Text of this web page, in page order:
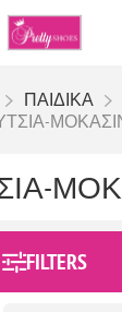
ΠΑΙΔΙΚΑ
FILTERS